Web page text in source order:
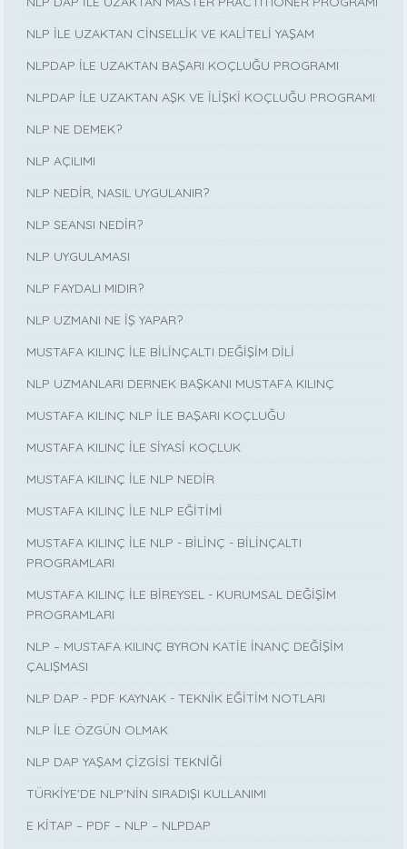
NLP İLE UZAKTAN CİNSELLİK VE KALİTELİ YAŞAM
NLPDAP İLE UZAKTAN BAŞARI KOÇLUĞU PROGRAMI
NLPDAP İLE UZAKTAN AŞK VE İLİŞKİ KOÇLUĞU PROGRAMI
NLP NE DEMEK?
NLP AÇILIMI
NLP NEDİR, NASIL UYGULANIR?
NLP SEANSI NEDİR?
NLP UYGULAMASI
NLP FAYDALI MIDIR?
NLP UZMANI NE İŞ YAPAR?
MUSTAFA KILINÇ İLE BİLİNÇALTI DEĞİŞİM DİLİ
NLP UZMANLARI DERNEK BAŞKANI MUSTAFA KILINÇ
MUSTAFA KILINÇ NLP İLE BAŞARI KOÇLUĞU
MUSTAFA KILINÇ İLE SİYASİ KOÇLUK
MUSTAFA KILINÇ İLE NLP NEDİR
MUSTAFA KILINÇ İLE NLP EĞİTİMİ
MUSTAFA KILINÇ İLE NLP - BİLİNÇ - BİLİNÇALTI
PROGRAMLARI
MUSTAFA KILINÇ İLE BİREYSEL - KURUMSAL DEĞİŞİM
PROGRAMLARI
NLP – MUSTAFA KILINÇ BYRON KATİE İNANÇ DEĞİŞİM
ÇALIŞMASI
NLP DAP - PDF KAYNAK - TEKNİK EĞİTİM NOTLARI
NLP İLE ÖZGÜN OLMAK
NLP DAP YAŞAM ÇİZGİSİ TEKNİĞİ
TÜRKİYE'DE NLP'NİN SIRADIŞI KULLANIMI
E KİTAP – PDF – NLP – NLPDAP